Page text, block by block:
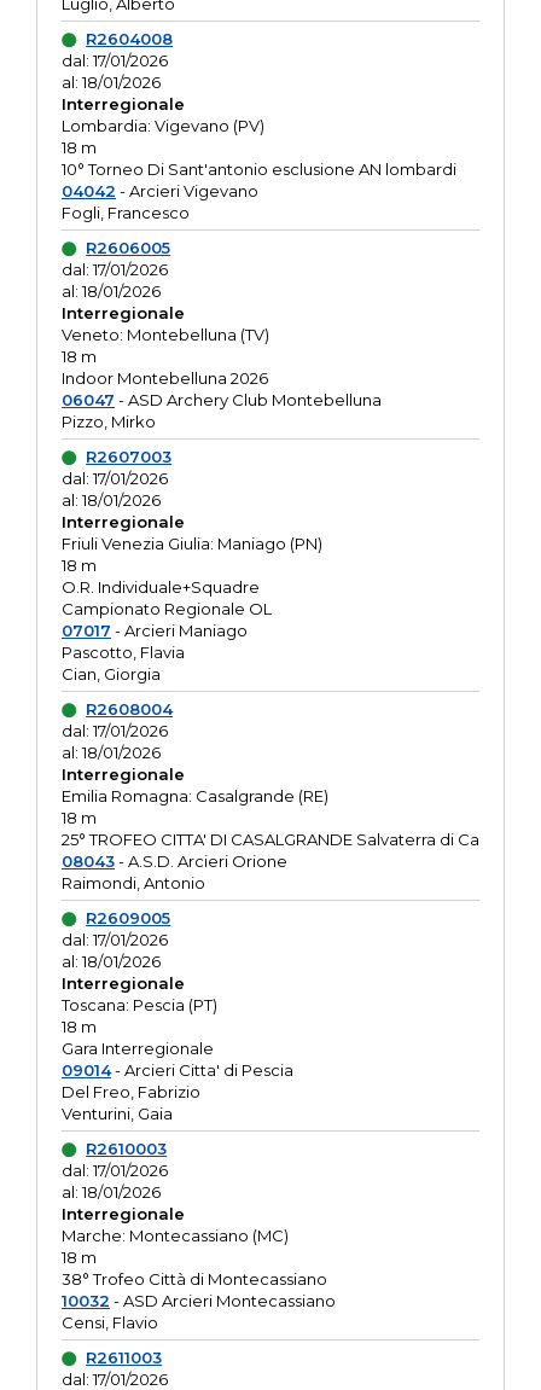
R2604008
dal: 17/01/2026
al: 18/01/2026
Interregionale
Lombardia: Vigevano (PV)
18 m
10° Torneo Di Sant'antonio esclusione AN lombardi
04042 - Arcieri Vigevano
Fogli, Francesco
R2606005
dal: 17/01/2026
al: 18/01/2026
Interregionale
Veneto: Montebelluna (TV)
18 m
Indoor Montebelluna 2026
06047 - ASD Archery Club Montebelluna
Pizzo, Mirko
R2607003
dal: 17/01/2026
al: 18/01/2026
Interregionale
Friuli Venezia Giulia: Maniago (PN)
18 m
O.R. Individuale+Squadre
Campionato Regionale OL
07017 - Arcieri Maniago
Pascotto, Flavia
Cian, Giorgia
R2608004
dal: 17/01/2026
al: 18/01/2026
Interregionale
Emilia Romagna: Casalgrande (RE)
18 m
25° TROFEO CITTA' DI CASALGRANDE Salvaterra di Ca
08043- A.S.D. Arcieri Orione
Raimondi, Antonio
R2609005
dal: 17/01/2026
al: 18/01/2026
Interregionale
Toscana: Pescia (PT)
18 m
Gara Interregionale
09014- Arcieri Citta' di Pescia
Del Freo, Fabrizio
Venturini, Gaia
R2610003
dal: 17/01/2026
al: 18/01/2026
Interregionale
Marche: Montecassiano (MC)
18 m
38° Trofeo Città di Montecassiano
10032 - ASD Arcieri Montecassiano
Censi, Flavio
R2611003
dal: 17/01/2026